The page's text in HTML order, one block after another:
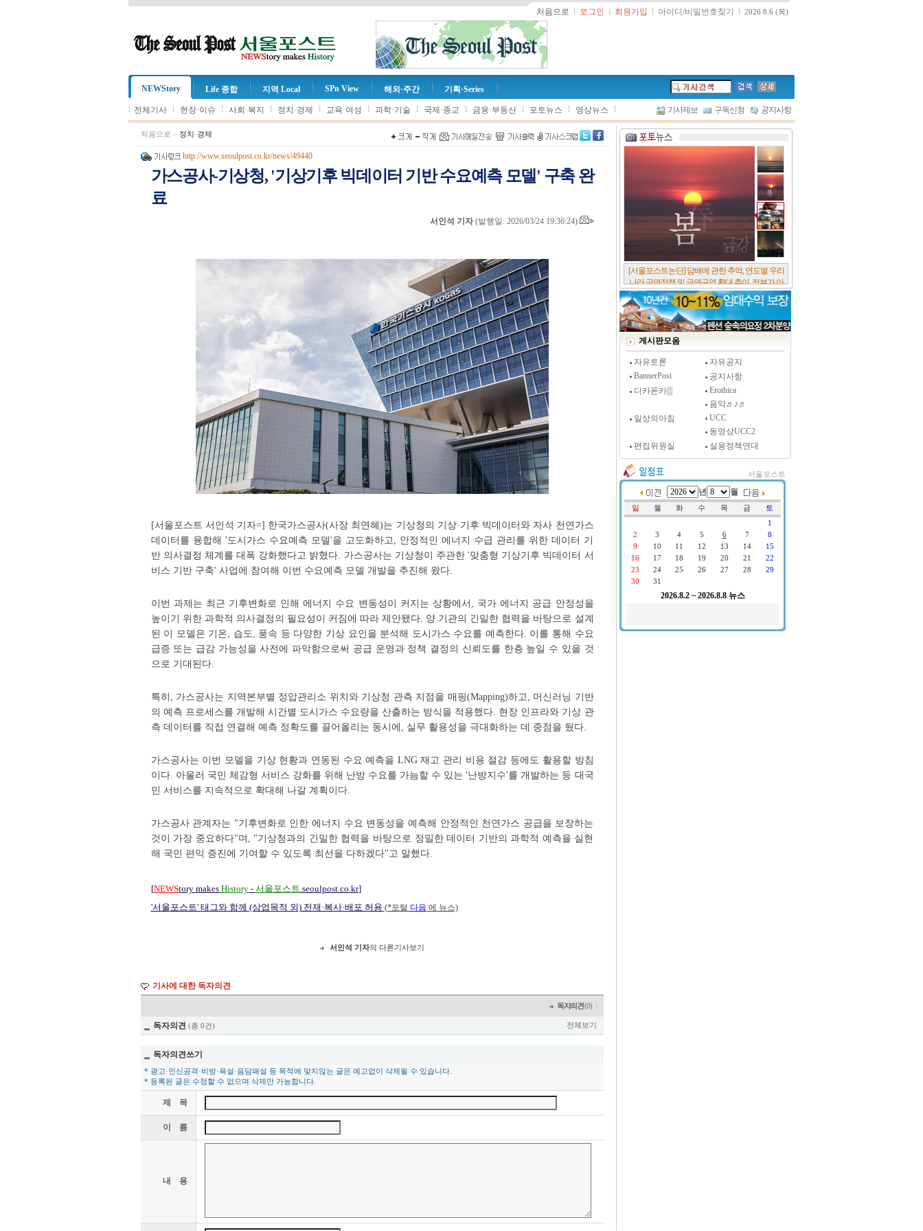
처음으로 l 로그인 l 회원가입 l 아이디/비밀번호찾기 l 2026.8.6 (목)
NEWStory Life 종합 지역 Local SPn View 해외·주간 기획·Series
l 전체기사 l 현장·이슈 l 사회·복지 l 정치·경제 l 교육·여성 l 과학·기술 l 국제·종교 l 금융·부동산 l 포토뉴스 l 영상뉴스 l 기사제보 구독신청 공지사항
처음으로 > 정치·경제
http://www.seoulpost.co.kr/news/49440
가스공사-기상청, '기상기후 빅데이터 기반 수요예측 모델' 구축 완
료
서인석 기자(발행일: 2026/03/24 19:36:24)
[서울포스트 서인석 기자=] 한국가스공사(사장 최연혜)는 기상청의 기상·기후 빅데이터와 자사 천연가스
데이터를 융합해 '도시가스 수요예측 모델'을 고도화하고, 안정적인 에너지 수급 관리를 위한 데이터 기
반 의사결정 체계를 대폭 강화했다고 밝혔다. 가스공사는 기상청이 주관한 '맞춤형 기상기후 빅데이터 서
비스 기반 구축' 사업에 참여해 이번 수요예측 모델 개발을 추진해 왔다.
이번 과제는 최근 기후변화로 인해 에너지 수요 변동성이 커지는 상황에서, 국가 에너지 공급 안정성을
높이기 위한 과학적 의사결정의 필요성이 커짐에 따라 제안됐다. 양 기관의 긴밀한 협력을 바탕으로 설계
된 이 모델은 기온, 습도, 풍속 등 다양한 기상 요인을 분석해 도시가스 수요를 예측한다. 이를 통해 수요
급증 또는 급감 가능성을 사전에 파악함으로써 공급 운영과 정책 결정의 신뢰도를 한층 높일 수 있을 것
으로 기대된다.
특히, 가스공사는 지역본부별 정압관리소 위치와 기상청 관측 지점을 매핑(Mapping)하고, 머신러닝 기반
의 예측 프로세스를 개발해 시간별 도시가스 수요량을 산출하는 방식을 적용했다. 현장 인프라와 기상 관
측 데이터를 직접 연결해 예측 정확도를 끌어올리는 동시에, 실무 활용성을 극대화하는 데 중점을 뒀다.
가스공사는 이번 모델을 기상 현황과 연동된 수요 예측을 LNG 재고 관리 비용 절감 등에도 활용할 방침
이다. 아울러 국민 체감형 서비스 강화를 위해 난방 수요를 가늠할 수 있는 '난방지수'를 개발하는 등 대국
민 서비스를 지속적으로 확대해 나갈 계획이다.
가스공사 관계자는 "기후변화로 인한 에너지 수요 변동성을 예측해 안정적인 천연가스 공급을 보장하는
것이 가장 중요하다"며, "기상청과의 긴밀한 협력을 바탕으로 정밀한 데이터 기반의 과학적 예측을 실현
해 국민 편익 증진에 기여할 수 있도록 최선을 다하겠다"고 말했다.
[NEWStory makes History- 서울포스트.seoulpost.co.kr]
'서울포스트' 태그와 함께 (상업목적 외) 전재·복사·배포 허용 (*포털 다음 에 뉴스)
서인석 기자의 다른기사보기
기사에 대한 독자의견
독자의견(0)
독자의견 (총 0건) 전체보기
독자의견쓰기
* 광고·인신공격·비방·욕설·음담패설 등 목적에 맞지않는 글은 예고없이 삭제될 수 있습니다.
* 등록된 글은 수정할 수 없으며 삭제만 가능합니다.
제 목
이 름
내 용
[서울포스트논단] 담배에 관한 추억, 연도별 우리
나라 금연정책 및 금연구역 확대 추이, 정부가 아
무리 더 해롭다고 사기를 쳐대도 피워 본 사람은
다 안다, 전자담배시장은 10년새 폭발적 증가세..
[시사저널 인터뷰] 윤방부 연세대 의대 명예교수,
"골초에게 전자담배를 허하라"
게시판모음
자유토론
자유공지
BannerPost
공지사항
디카폰카▒
Erothica
음악♬♪♬
일상의아침
UCC
동영상UCC2
편집위원실
실용정책연대
서울포스트